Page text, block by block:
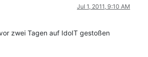
Jul 1, 2011, 9:10 AM
zwei Tagen auf IdoIT gestoßen